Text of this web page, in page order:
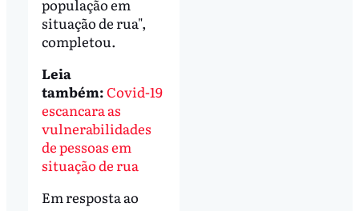
população em
situação de rua",
completou.
Leia
também:Covid-19
escancara as
vulnerabilidades
de pessoas em
situação de rua
Em resposta ao